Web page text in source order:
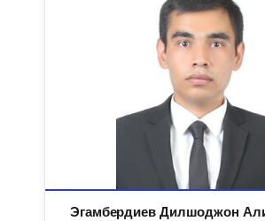
Эгамбердиев Дилшоджон